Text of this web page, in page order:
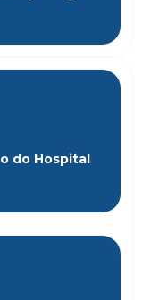
do Hospital